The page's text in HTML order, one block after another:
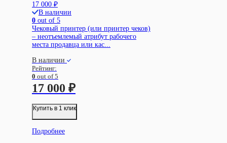
17 000 ₽
В наличии
0 out of 5
Чековый принтер (или принтер чеков)
– неотъемлемый атрибут рабочего
места продавца или кас...
В наличии
Рейтинг:
0 out of 5
17 000 ₽
Купить в 1 клик
Подробнее